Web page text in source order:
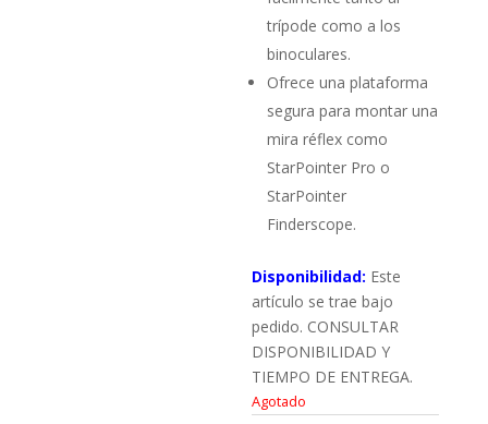
trípode como a los
binoculares.
Ofrece una plataforma
segura para montar una
mira réflex como
StarPointer Pro o
StarPointer
Finderscope.
Disponibilidad: Este
artículo se trae bajo
pedido. CONSULTAR
DISPONIBILIDAD Y
TIEMPO DE ENTREGA.
Agotado